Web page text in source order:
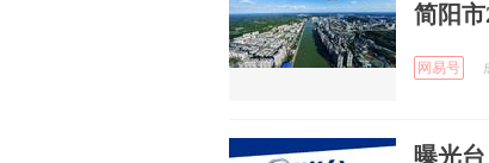
简阳
网易号
曝光